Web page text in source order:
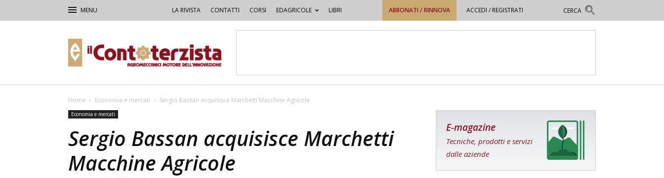
LA RIVISTA CONTATTI CORSI EDAGRICOLE LIBRI ABBONATI / RINNOVA ACCEDI / REGISTRATI
Contoterzista
Home Economia e mercati Sergio Bassan acquisisce Marchetti Macchine Agricole
Economia e mercati
Sergio Bassan acquisisce Marchetti
Macchine Agricole
E-magazine
Tecniche, prodotti e servizi
dalle aziende